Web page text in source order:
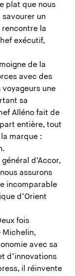
plat que nous
savourer un
rencontre la
exécutif,
de la
avec des
voyageurs une
sa
Alléno fait de
entière, tout
marque :
d’Accor,
assurons
incomparable
d’Orient
fois
Michelin,
avec sa
d’innovations
il réinvente